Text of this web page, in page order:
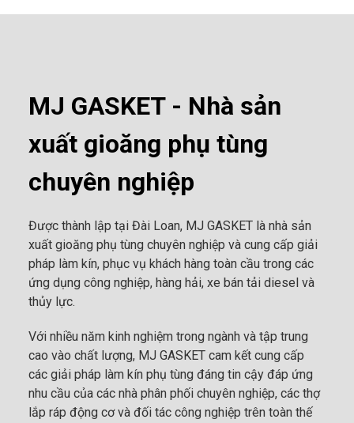
MJ GASKET - Nhà sản
xuất gioăng phụ tùng
chuyên nghiệp
Được thành lập tại Đài Loan, MJ GASKET là nhà sản
xuất gioăng phụ tùng chuyên nghiệp và cung cấp giải
pháp làm kín, phục vụ khách hàng toàn cầu trong các
ứng dụng công nghiệp, hàng hải, xe bán tải diesel và
thủy lực.
Với nhiều năm kinh nghiệm trong ngành và tập trung
cao vào chất lượng, MJ GASKET cam kết cung cấp
các giải pháp làm kín phụ tùng đáng tin cậy đáp ứng
nhu cầu của các nhà phân phối chuyên nghiệp, các thợ
lắp ráp động cơ và đối tác công nghiệp trên toàn thế